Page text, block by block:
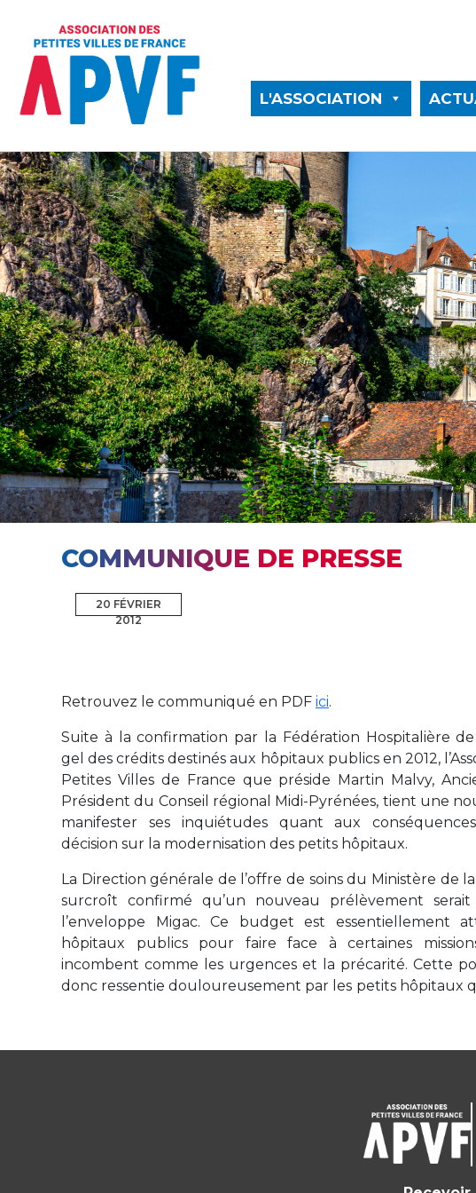
L'ASSOCIATION
COMMUNIQUE DE PRESSE
20 FÉVRIER
2012
Retrouvez le communiqué en PDF ici.
Suite à la confirmation par la Fédération Hospitalière
gel des crédits destinés aux hôpitaux publics en 2012,
Petites Villes de France que préside Martin Malvy,
Président du Conseil régional Midi-Pyrénées, tient une
manifester ses inquiétudes quant aux
décision sur la modernisation des petits hôpitaux.
La Direction générale de l’offre de soins du Ministère de
surcroît confirmé qu’un nouveau prélèvement
l’enveloppe Migac. Ce budget est essentiellement
hôpitaux publics pour faire face à certaines
incombent comme les urgences et la précarité. Cette
donc ressentie douloureusement par les petits hôpitaux